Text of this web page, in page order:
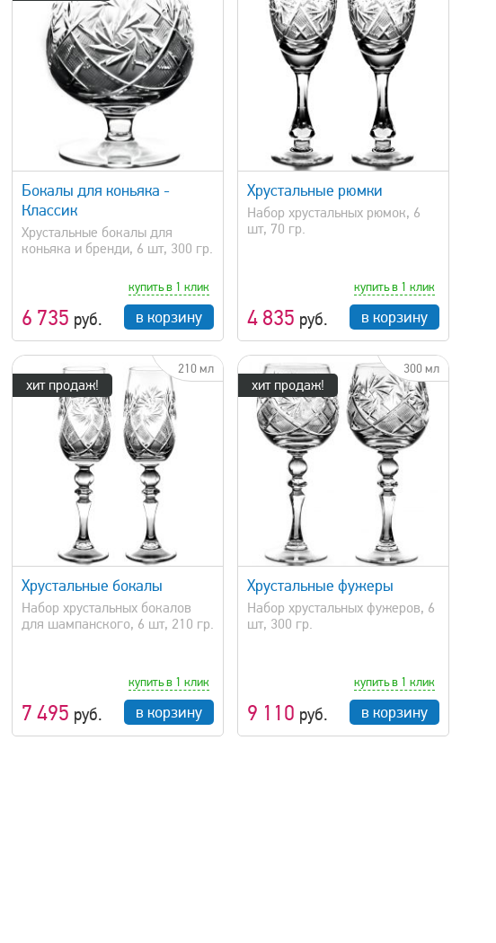
Бокалы для коньяка -
Классик
Хрустальные бокалы для
коньяка и бренди, 6 шт, 300 гр.
6 735 руб.
купить в 1 клик
в корзину
быстрый просмотр
Хрустальные рюмки
Набор хрустальных рюмок, 6
шт, 70 гр.
4 835 руб.
купить в 1 клик
в корзину
хит продаж!
210 мл
Хрустальные бокалы
Набор хрустальных бокалов
для шампанского, 6 шт, 210 гр.
7 495 руб.
купить в 1 клик
в корзину
хит продаж!
300 мл
быстрый просмотр
Хрустальные фужеры
Набор хрустальных фужеров, 6
шт, 300 гр.
9 110 руб.
купить в 1 клик
в корзину